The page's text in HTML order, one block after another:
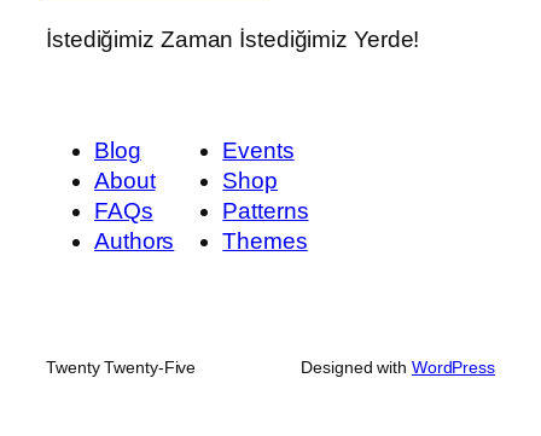
İstediğimiz Zaman İstediğimiz Yerde!
Blog
About
FAQs
Authors
Events
Shop
Patterns
Themes
Twenty Twenty-Five Designed with WordPress